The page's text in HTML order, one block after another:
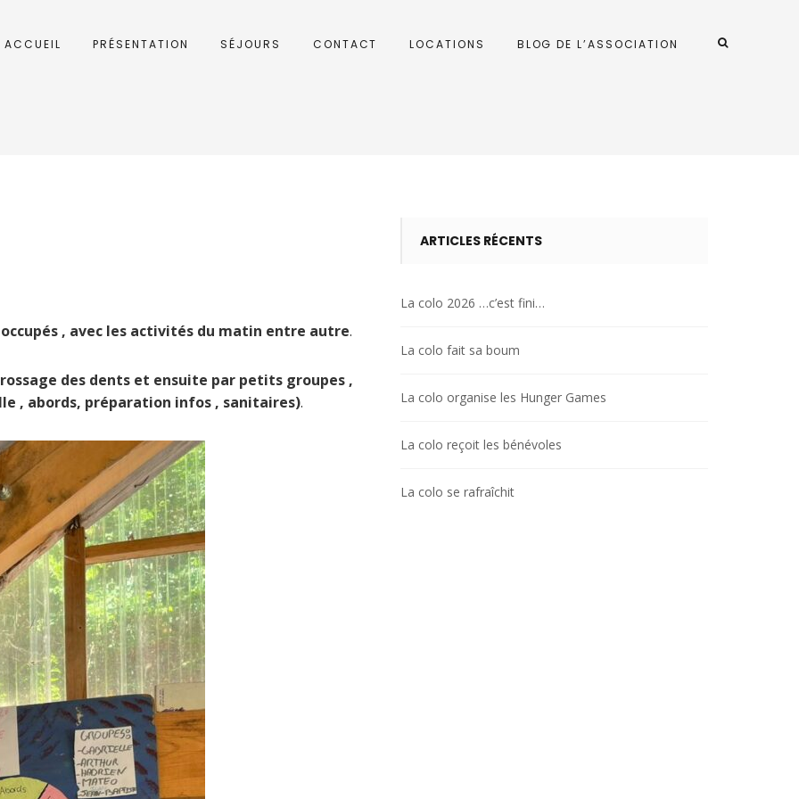
ACCUEIL PRÉSENTATION SÉJOURS CONTACT LOCATIONS BLOG DE L’ASSOCIATION
, avec les activités du matin entre autre.
des dents et ensuite par petits groupes ,
, abords, préparation infos , sanitaires).
ARTICLES RÉCENTS
La colo 2026 …c’est fini…
La colo fait sa boum
La colo organise les Hunger Games
La colo reçoit les bénévoles
La colo se rafraîchit